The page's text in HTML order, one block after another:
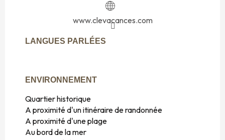
www.clevacances.com
LANGUES PARLÉES
LANGUES PARLÉES
ENVIRONNEMENT
ENVIRONNEMENT
Quartier historique
A proximité d'un itinéraire de randonnée
A proximité d'une plage
Au bord de la mer